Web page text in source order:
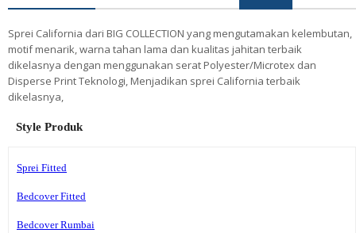
Sprei California dari BIG COLLECTION yang mengutamakan kelembutan,
motif menarik, warna tahan lama dan kualitas jahitan terbaik
dikelasnya dengan menggunakan serat Polyester/Microtex dan
Disperse Print Teknologi, Menjadikan sprei California terbaik
dikelasnya,
Style Produk
Sprei Fitted
Bedcover Fitted
Bedcover Rumbai